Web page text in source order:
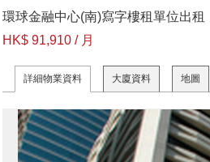
環球金融中心(南)寫字樓租單位出租
HK$ 91,910 / 月
詳細物業資料 大廈資料 地圖